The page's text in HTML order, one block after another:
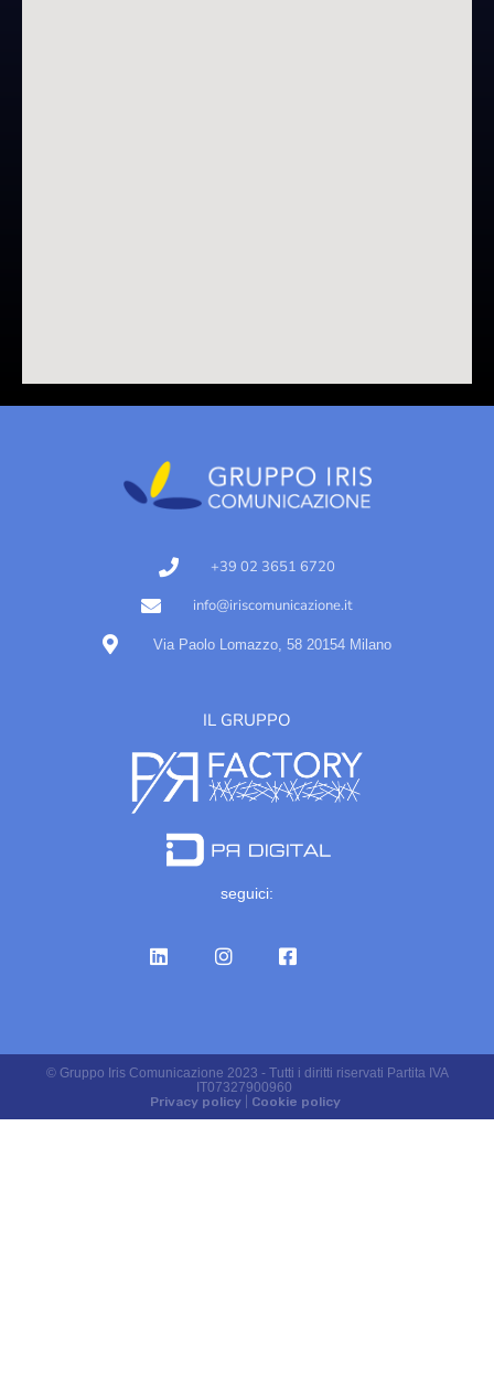
+39 02 3651 6720
info@iriscomunicazione.it
Via Paolo Lomazzo, 58 20154 Milano
IL GRUPPO
seguici:
© Gruppo Iris Comunicazione 2023 - Tutti i diritti riservati Partita IVA
IT07327900960
Privacy policy| Cookie policy